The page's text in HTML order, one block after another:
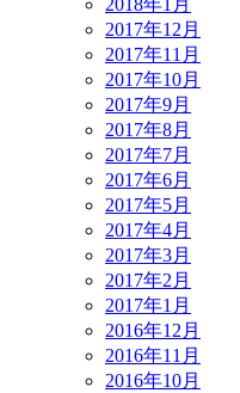
2018年1月
2017年12月
2017年11月
2017年10月
2017年9月
2017年8月
2017年7月
2017年6月
2017年5月
2017年4月
2017年3月
2017年2月
2017年1月
2016年12月
2016年11月
2016年10月